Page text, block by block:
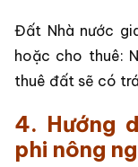
Đất Nhà nước
hoặc cho thuê:
thuê đất sẽ có
4. Hướng
phi nông